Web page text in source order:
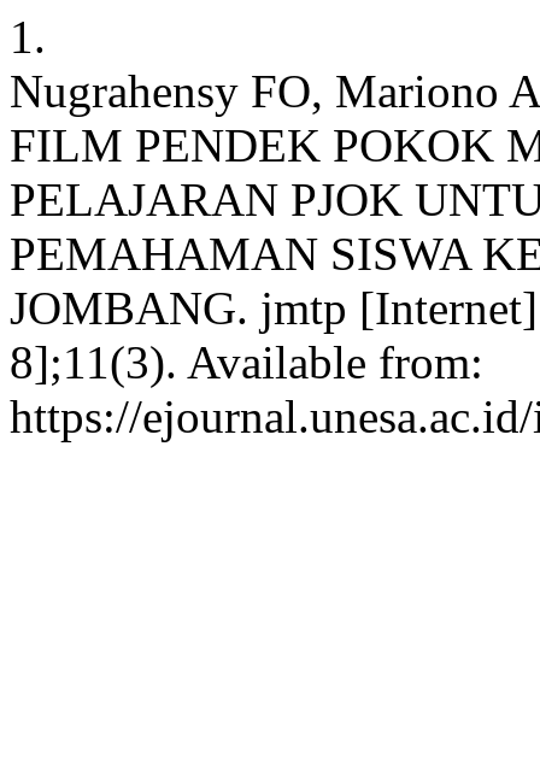
1.
Nugrahensy FO, Mariono
FILM PENDEK POKOK
PELAJARAN PJOK
PEMAHAMAN SISWA
JOMBANG. jmtp
8];11(3). Available from:
https://